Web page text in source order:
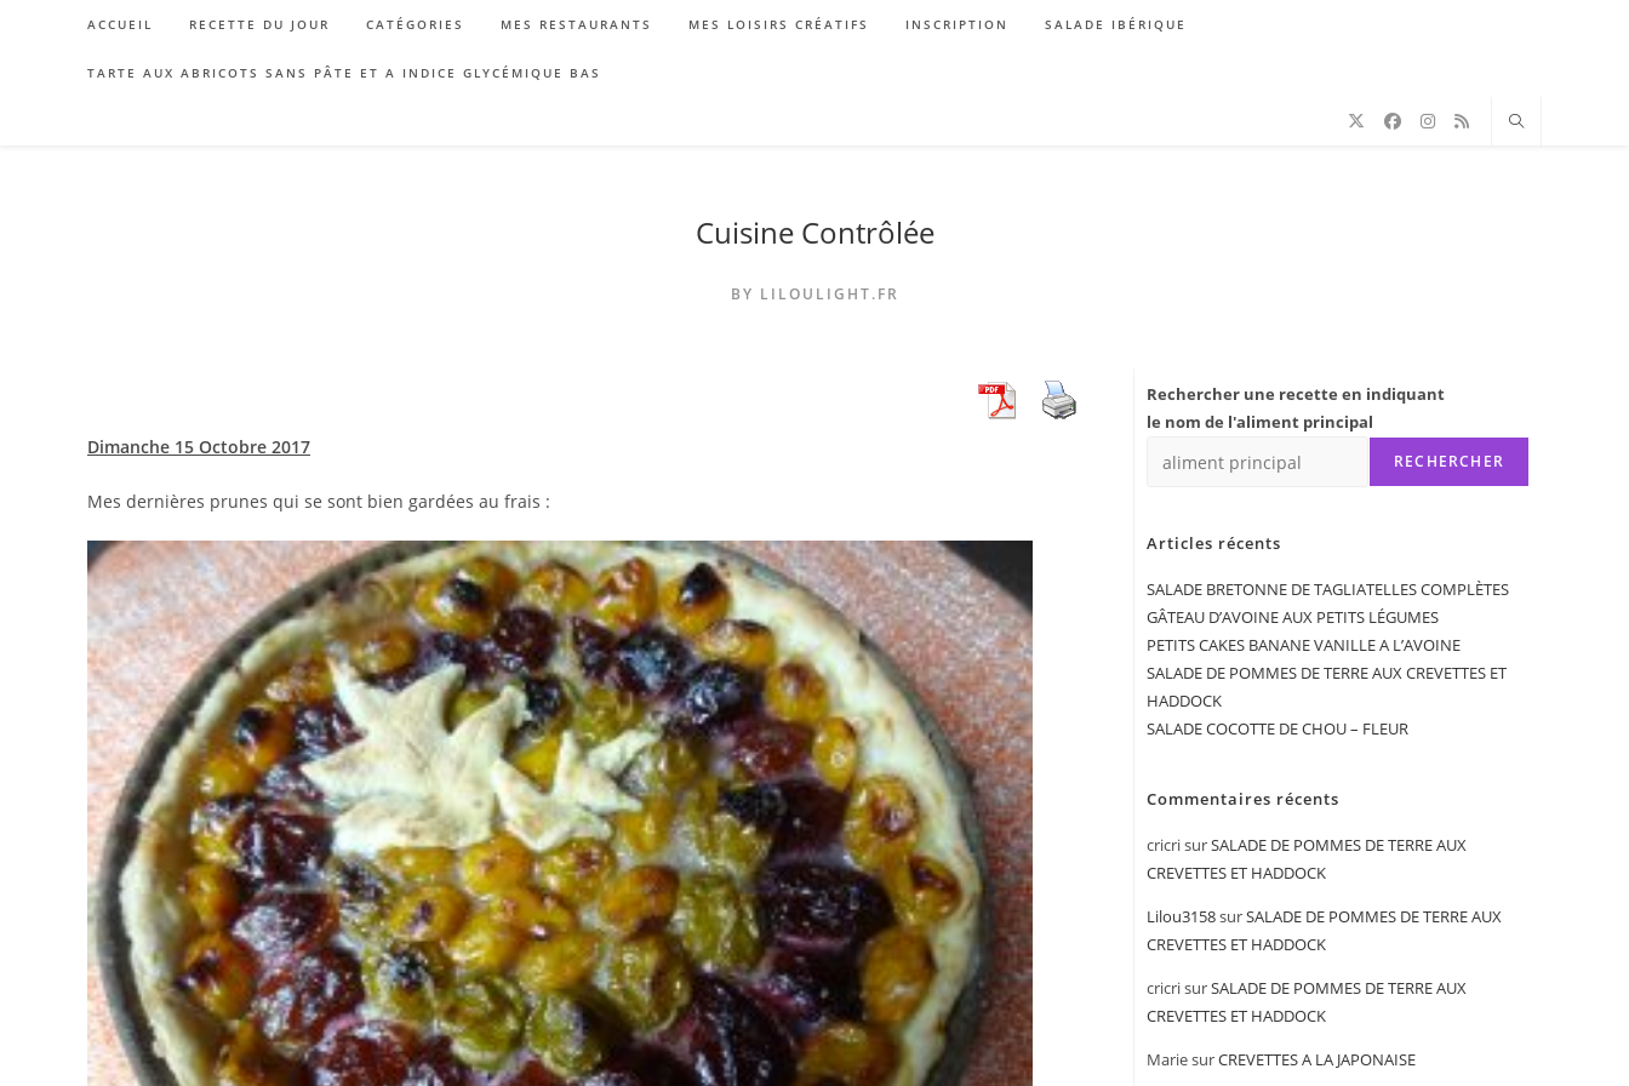
ACCUEIL RECETTE DU JOUR CATÉGORIES MES RESTAURANTS MES LOISIRS CRÉATIFS INSCRIPTION SALADE IBÉRIQUE
TARTE AUX ABRICOTS SANS PÂTE ET A INDICE GLYCÉMIQUE BAS
Cuisine Contrôlée
BY LILOULIGHT.FR
Dimanche 15 Octobre 2017
Mes dernières prunes qui se sont bien gardées au frais :
Rechercher une recette en indiquant
le nom de l'aliment principal
RECHERCHER
Articles récents
SALADE BRETONNE DE TAGLIATELLES COMPLÈTES
GÂTEAU D’AVOINE AUX PETITS LÉGUMES
PETITS CAKES BANANE VANILLE A L’AVOINE
SALADE DE POMMES DE TERRE AUX CREVETTES ET
HADDOCK
SALADE COCOTTE DE CHOU – FLEUR
Commentaires récents
cricrisurSALADE DE POMMES DE TERRE AUX
CREVETTES ET HADDOCK
Lilou3158surSALADE DE POMMES DE TERRE AUX
CREVETTES ET HADDOCK
cricrisurSALADE DE POMMES DE TERRE AUX
CREVETTES ET HADDOCK
MariesurCREVETTES A LA JAPONAISE